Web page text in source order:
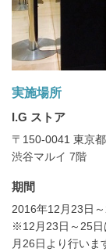
実施場所
I.G ストア
〒150-0041 東京
渋谷マルイ 7階
期間
2016年12月23日
※12月23日～25日
月26日より行いま